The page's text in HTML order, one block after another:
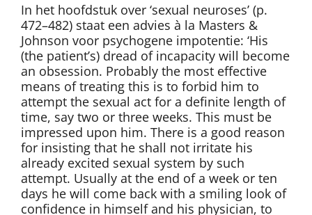
In het hoofdstuk over ‘sexual neuroses’ (p.
472–482) staat een advies à la Masters &
Johnson voor psychogene impotentie: ‘His
(the patient’s) dread of incapacity will become
an obsession. Probably the most effective
means of treating this is to forbid him to
attempt the sexual act for a definite length of
time, say two or three weeks. This must be
impressed upon him. There is a good reason
for insisting that he shall not irritate his
already excited sexual system by such
attempt. Usually at the end of a week or ten
days he will come back with a smiling look of
confidence in himself and his physician, to